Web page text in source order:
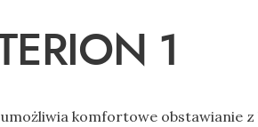
1
komfortowe obstawianie z